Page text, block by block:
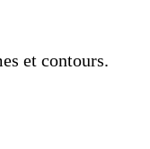
et contours.